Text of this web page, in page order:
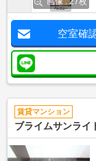
空室確
賃貸マンション
ブライムサンライ